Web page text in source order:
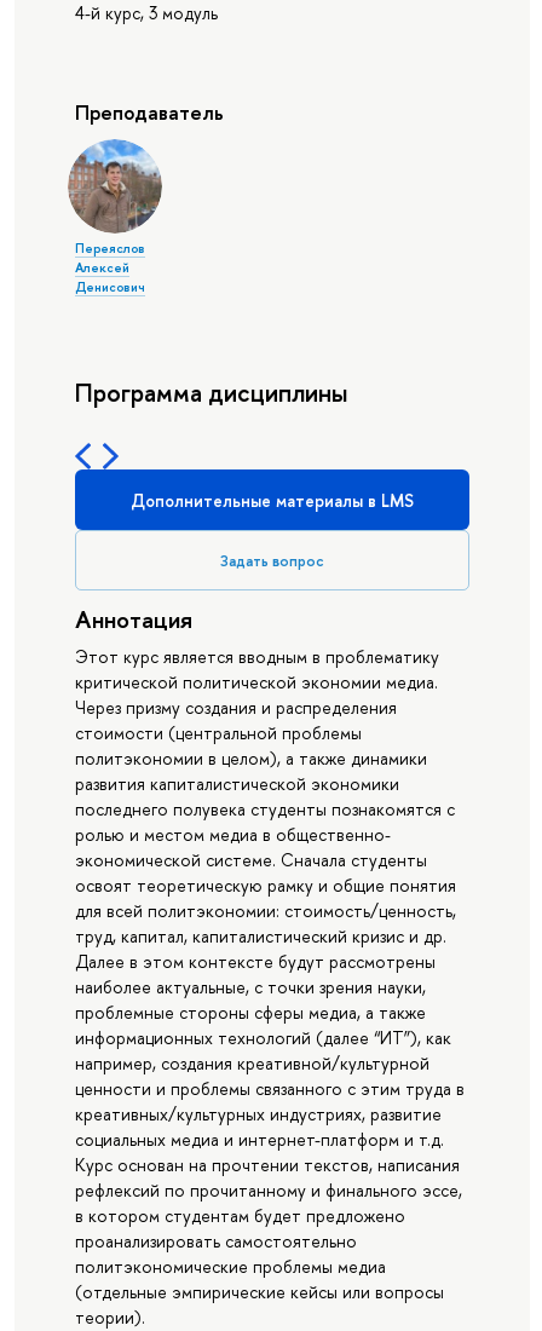
4-й курс, 3 модуль
Преподаватель
Переяслов
Алексей
Денисович
Программа дисциплины
Дополнительные материалы в LMS
Задать вопрос
Аннотация
Этот курс является вводным в проблематику
критической политической экономии медиа.
Через призму создания и распределения
стоимости (центральной проблемы
политэкономии в целом), а также динамики
развития капиталистической экономики
последнего полувека студенты познакомятся с
ролью и местом медиа в общественно-
экономической системе. Сначала студенты
освоят теоретическую рамку и общие понятия
для всей политэкономии: стоимость/ценность,
труд, капитал, капиталистический кризис и др.
Далее в этом контексте будут рассмотрены
наиболее актуальные, с точки зрения науки,
проблемные стороны сферы медиа, а также
информационных технологий (далее “ИТ”), как
например, создания креативной/культурной
ценности и проблемы связанного с этим труда в
креативных/культурных индустриях, развитие
социальных медиа и интернет-платформ и т.д.
Курс основан на прочтении текстов, написания
рефлексий по прочитанному и финального эссе,
в котором студентам будет предложено
проанализировать самостоятельно
политэкономические проблемы медиа
(отдельные эмпирические кейсы или вопросы
теории).